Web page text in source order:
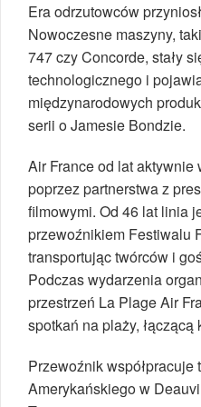
Era odrzutowców
Nowoczesne maszyny,
747 czy Concorde, stały
technologicznego i
międzynarodowych
serii o Jamesie Bondzie.
Air France od lat
poprzez partnerstwa z
filmowymi. Od 46 lat linia
przewoźnikiem Festiwalu
transportując twórców i
Podczas wydarzenia
przestrzeń La Plage Air
spotkań na plaży,
Przewoźnik
Amerykańskiego w